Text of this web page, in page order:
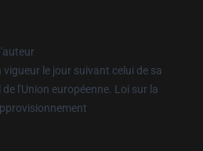
le jour suivant celui de sa
l'Union européenne. Loi sur la